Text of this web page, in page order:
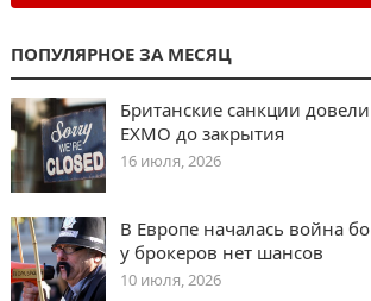
ПОПУЛЯРНОЕ ЗА МЕСЯЦ
Британские санкции
EXMO до закрытия
16 июля, 2026
В Европе началась война
у брокеров нет шансов
10 июля, 2026